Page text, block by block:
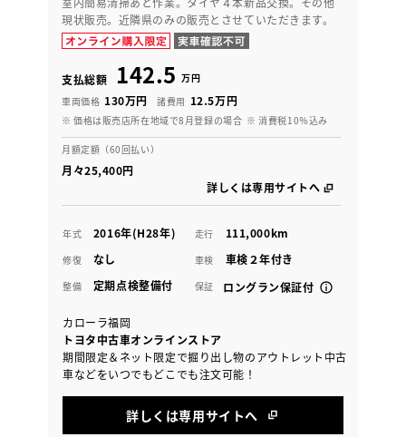
現状販売。近隣県のみの販売とさせていただきます。
支払総額 142.5 万円
車両価格 130万円 諸費用 12.5万円
※ 価格は販売店所在地域で8月登録の場合 ※ 消費税10％込み
月額定額（60回払い）
月々25,400円
詳しくは専用サイトへ
年式 2016年(H28年) 走行 111,000km
修復 なし 車検 車検２年付き
整備 定期点検整備付 保証 ロングラン保証付
カローラ福岡
トヨタ中古車オンラインストア
期間限定＆ネット限定で掘り出し物のアウトレット中古
車などをいつでもどこでも注文可能！
詳しくは専用サイトへ